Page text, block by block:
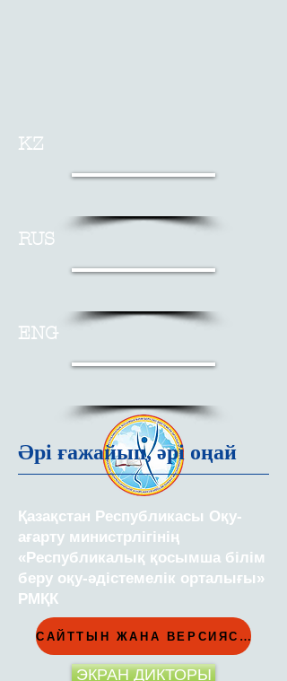
KZ
RUS
ENG
Қазақстан Республикасы Оқу-
ағарту министрлігінің
«Республикалық қосымша білім
беру оқу-әдістемелік орталығы»
РМҚК
САЙТТЫН ЖАНА ВЕРСИЯСЫ
ЭКРАН ДИКТОРЫ
Әрі ғажайып, әрі оңай